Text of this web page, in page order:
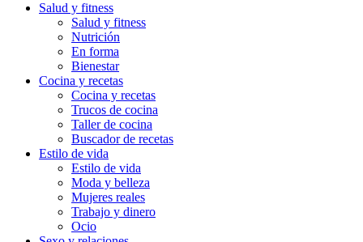
Salud y fitness
Salud y fitness
Nutrición
En forma
Bienestar
Cocina y recetas
Cocina y recetas
Trucos de cocina
Taller de cocina
Buscador de recetas
Estilo de vida
Estilo de vida
Moda y belleza
Mujeres reales
Trabajo y dinero
Ocio